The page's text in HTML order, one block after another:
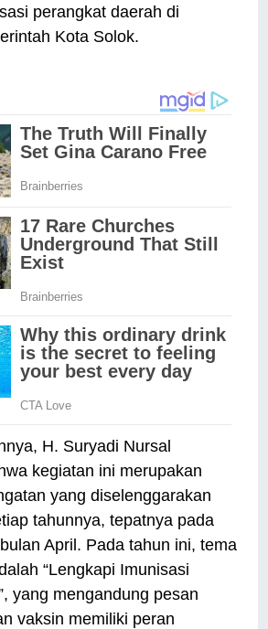
perangkat daerah di
Kota Solok.
H. Suryadi Nursal
kegiatan ini merupakan
yang diselenggarakan
tahunnya, tepatnya pada
April. Pada tahun ini, tema
“Lengkapi Imunisasi
yang mengandung pesan
vaksin memiliki peran